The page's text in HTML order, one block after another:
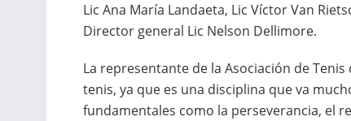
Lic Ana María Landaeta, Lic Víctor Van
Director general Lic Nelson Dellimore.
La representante de la Asociación de
tenis, ya que es una disciplina que va
fundamentales como la perseverancia, el